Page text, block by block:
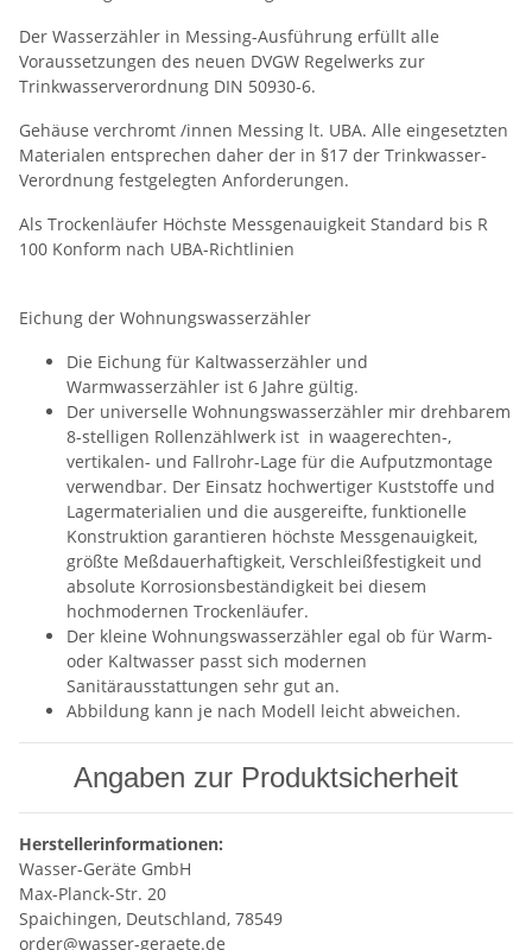
Der Wasserzähler in Messing-Ausführung erfüllt alle
Voraussetzungen des neuen DVGW Regelwerks zur
Trinkwasserverordnung DIN 50930-6.
Gehäuse verchromt /innen Messing lt. UBA. Alle eingesetzten
Materialen entsprechen daher der in §17 der Trinkwasser-
Verordnung festgelegten Anforderungen.
Als Trockenläufer Höchste Messgenauigkeit Standard bis R
100 Konform nach UBA-Richtlinien
Eichung der Wohnungswasserzähler
Die Eichung für Kaltwasserzähler und
Warmwasserzähler ist 6 Jahre gültig.
Der universelle Wohnungswasserzähler mir drehbarem
8-stelligen Rollenzählwerk ist in waagerechten-,
vertikalen- und Fallrohr-Lage für die Aufputzmontage
verwendbar. Der Einsatz hochwertiger Kuststoffe und
Lagermaterialien und die ausgereifte, funktionelle
Konstruktion garantieren höchste Messgenauigkeit,
größte Meßdauerhaftigkeit, Verschleißfestigkeit und
absolute Korrosionsbeständigkeit bei diesem
hochmodernen Trockenläufer.
Der kleine Wohnungswasserzähler egal ob für Warm-
oder Kaltwasser passt sich modernen
Sanitärausstattungen sehr gut an.
Abbildung kann je nach Modell leicht abweichen.
Angaben zur Produktsicherheit
Herstellerinformationen:
Wasser-Geräte GmbH
Max-Planck-Str. 20
Spaichingen, Deutschland, 78549
order@wasser-geraete.de